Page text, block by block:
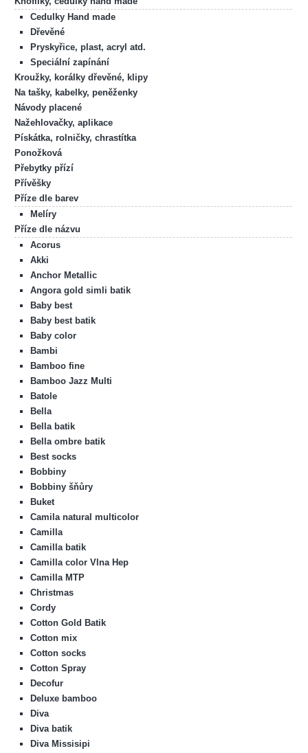
Cedulky Hand made
Dřevěné
Pryskyřice, plast, acryl atd.
Speciální zapínání
Kroužky, korálky dřevěné, klipy
Na tašky, kabelky, peněženky
Návody placené
Nažehlovačky, aplikace
Pískátka, rolničky, chrastítka
Ponožková
Přebytky přízí
Přívěšky
Příze dle barev
Melíry
Příze dle názvu
Acorus
Akki
Anchor Metallic
Angora gold simli batik
Baby best
Baby best batik
Baby color
Bambi
Bamboo fine
Bamboo Jazz Multi
Batole
Bella
Bella batik
Bella ombre batik
Best socks
Bobbiny
Bobbiny šňůry
Buket
Camila natural multicolor
Camilla
Camilla batik
Camilla color Vlna Hep
Camilla MTP
Christmas
Cordy
Cotton Gold Batik
Cotton mix
Cotton socks
Cotton Spray
Decofur
Deluxe bamboo
Diva
Diva batik
Diva Missisipi